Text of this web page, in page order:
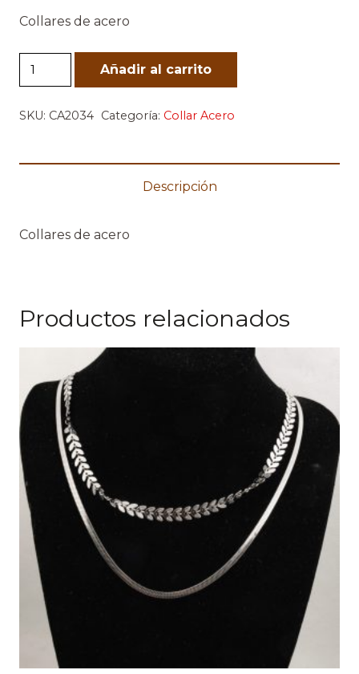
Collares de acero
CA2034
cantidad
Añadir al carrito
SKU: CA2034 Categoría: Collar Acero
Descripción
Collares de acero
Productos relacionados